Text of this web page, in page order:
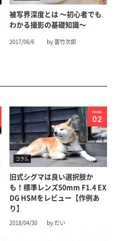
被写界深度とは 〜初心者でも
わかる撮影の基礎知識〜
2017/06/6 by 富竹次郎
コラム
旧式シグマは良い選択肢か
も！標準レンズ50mm F1.4 EX
DG HSMをレビュー【作例あ
り】
2018/04/30 by だい